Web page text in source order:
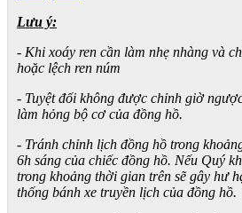
Lưu ý:
- Khi xoáy ren cần làm nhẹ nhàng và
hoặc lệch ren núm
- Tuyệt đối không được chỉnh giờ
làm hỏng bộ cơ của đồng hồ.
- Tránh chỉnh lịch đồng hồ trong
6h sáng của chiếc đồng hồ. Nếu Quý
trong khoảng thời gian trên sẽ gây hư
thống bánh xe truyền lịch của đồng hồ.